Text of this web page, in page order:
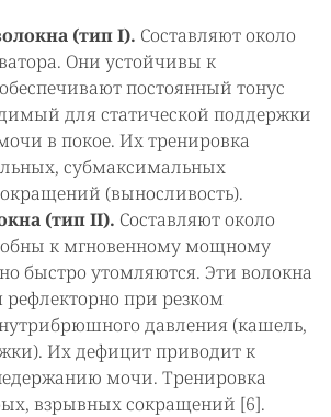
(тип I). Составляют около
Они устойчивы к
постоянный тонус
для статической поддержки
в покое. Их тренировка
субмаксимальных
(выносливость).
(тип II). Составляют около
к мгновенному мощному
быстро утомляются. Эти волокна
при резком
давления (кашель,
Их дефицит приводит к
мочи. Тренировка
взрывных сокращений [6].